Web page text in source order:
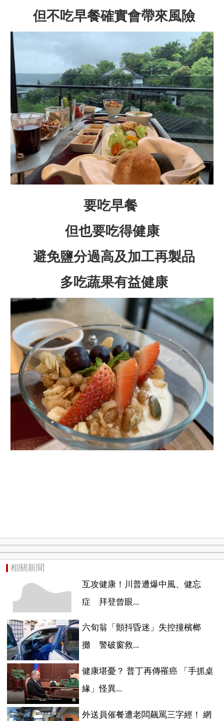
但不吃早餐確實會帶來風險
要吃早餐
但也要吃得健康
避免鹽分過高及加工再製品
多吃蔬果有益健康
相關新聞
互攻健康！川普遭爆中風、健忘
症 拜登曾眼...
六旬翁「顫抖昏迷」失控撞檳榔
攤 警破窗救...
健康堪憂？ 普丁再傳罹癌 「手抓桌
緣」怪異...
外送員催餐遭老闆飆罵三字經！ 網